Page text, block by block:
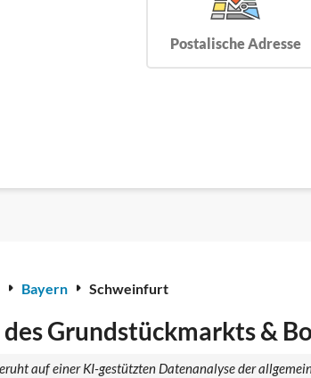
Postalische Adresse
Bayern Schweinfurt
Grundstückmarkts &
auf einer KI-gestützten Datenanalyse der